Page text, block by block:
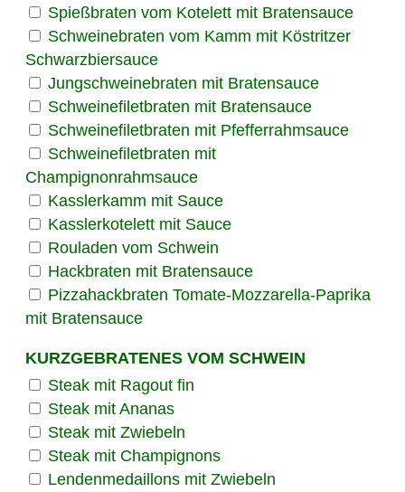
Spießbraten vom Kotelett mit Bratensauce
Schweinebraten vom Kamm mit Köstritzer
Schwarzbiersauce
Jungschweinebraten mit Bratensauce
Schweinefiletbraten mit Bratensauce
Schweinefiletbraten mit Pfefferrahmsauce
Schweinefiletbraten mit
Champignonrahmsauce
Kasslerkamm mit Sauce
Kasslerkotelett mit Sauce
Rouladen vom Schwein
Hackbraten mit Bratensauce
Pizzahackbraten Tomate-Mozzarella-Paprika
mit Bratensauce
KURZGEBRATENES VOM SCHWEIN
Steak mit Ragout fin
Steak mit Ananas
Steak mit Zwiebeln
Steak mit Champignons
Lendenmedaillons mit Zwiebeln